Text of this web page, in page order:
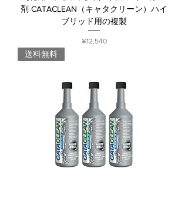
剤 CATACLEAN（キャタクリーン）ハイ
ブリッド用の複製
Price
¥12,540
送料無料